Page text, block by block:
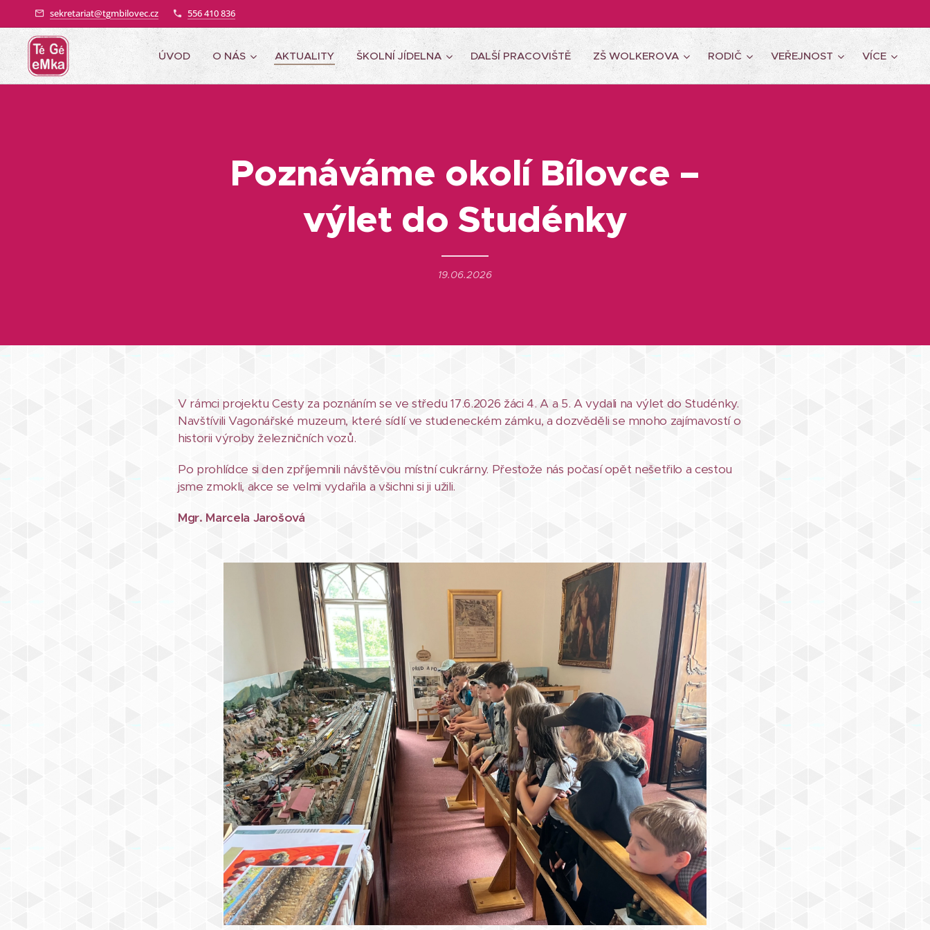
sekretariat@tgmbilovec.cz 556 410 836
ÚVOD O NÁS AKTUALITY ŠKOLNÍ JÍDELNA DALŠÍ PRACOVIŠTĚ ZŠ WOLKEROVA RODIČ VEŘEJNOST VÍCE
Poznáváme okolí Bílovce –
výlet do Studénky
19.06.2026
V rámci projektu Cesty za poznáním se ve středu 17.6.2026 žáci 4. A a 5. A vydali na výlet do Studénky.
Navštívili Vagonářské muzeum, které sídlí ve studeneckém zámku, a dozvěděli se mnoho zajímavostí o
historii výroby železničních vozů.
Po prohlídce si den zpříjemnili návštěvou místní cukrárny. Přestože nás počasí opět nešetřilo a cestou
jsme zmokli, akce se velmi vydařila a všichni si ji užili.
Mgr. Marcela Jarošová